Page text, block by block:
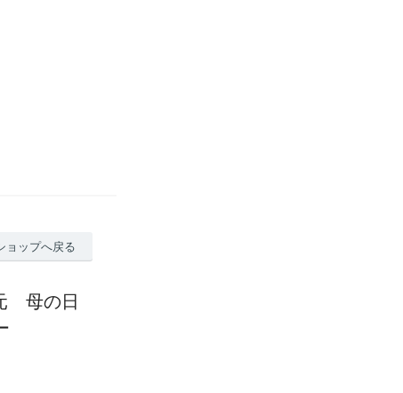
ョップへ戻る
母の日